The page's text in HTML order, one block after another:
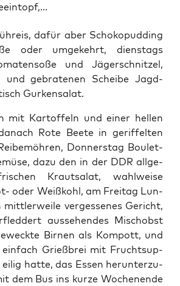
dafür aber Scho­ko­pud­ding
oder umge­kehrt, diens­tags
und Jäger­schnit­zel,
und gebra­te­nen Schei­be Jagd­
Gurkensalat.
mit Kar­tof­feln und einer hel­len
Rote Bee­te in gerif­fel­ten
Don­ners­tag Bou­let­
dazu den in der DDR all­ge­
Kraut­sa­lat, wahl­wei­se
oder Weiß­kohl, am Frei­tag Lun­
mitt­ler­wei­le ver­ges­se­nes Gericht,
aus­se­hen­des Misch­obst
Bir­nen als Kom­pott, und
ein­fach Grieß­brei mit Frucht­sup­
eilig hat­te, das Essen her­un­ter­zu­
dem Bus ins kur­ze Wochen­en­de